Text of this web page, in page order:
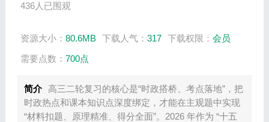
436人已围观
资源大小： 80.6MB 下载人气： 317 下载权限： 会员
需要点数： 700点
简介
高三二轮复习的核心是“时政搭桥、考点落地”，把
时政热点和课本知识点深度绑定，才能在主观题中实现
“材料扣题、原理精准、得分全面”。2026 年作为 “十五